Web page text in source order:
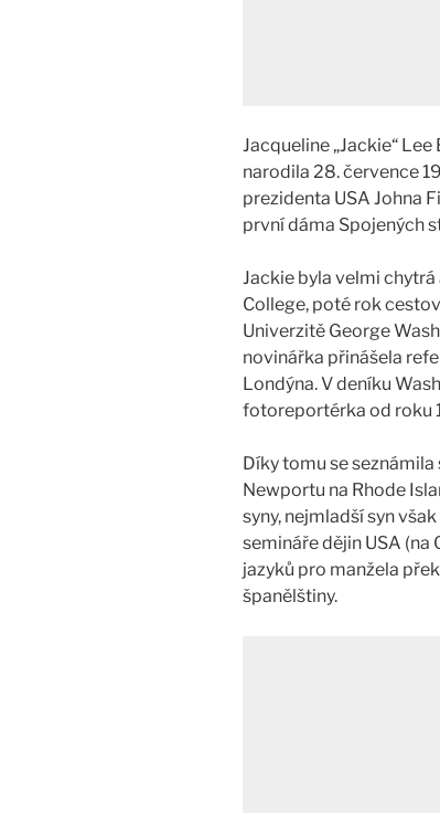
Jacqueline „Jackie“
narodila 28. července
prezidenta USA Johna
první dáma Spojených
Jackie byla velmi
College, poté rok
Univerzitě George
novinářka přinášela
Londýna. V deníku
fotoreportérka od roku
Díky tomu se seznámila
Newportu na Rhode
syny, nejmladší syn
semináře dějin USA
jazyků pro manžela
španělštiny.